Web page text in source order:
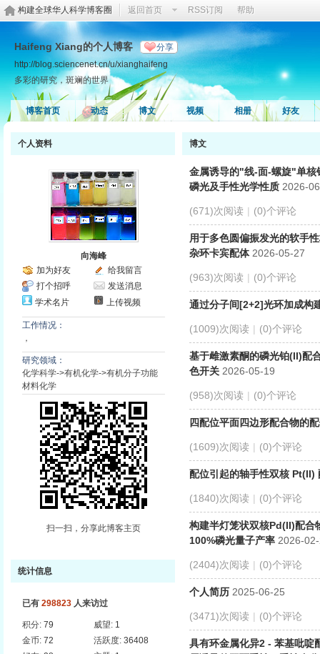
构建全球华人科学博客圈 返回首页 RSS订阅 帮助
Haifeng Xiang的个人博客 分享
http://blog.sciencenet.cn/u/xianghaifeng
多彩的研究，斑斓的世界
博客首页 动态 博文 视频 相册 好友
个人资料
向海峰
加为好友
给我留言
打个招呼
发送消息
学术名片
上传视频
工作情况：
，
研究领域：
化学科学->有机化学->有机分子功能
材料化学
扫一扫，分享此博客主页
统计信息
已有 298823 人来访过
积分: 79 威望: 1
金币: 72 活跃度: 36408
博文
金属诱导的"线-面-螺旋"单核
磷光及手性光学性质 2026-
(671)次阅读 | (0)个评论
用于多色圆偏振发光的软手
杂环卡宾配体2026-05-27
(963)次阅读 | (0)个评论
通过分子间[2+2]光环加成构
(1009)次阅读 | (0)个评论
基于雌激素酮的磷光铂(II)配
色开关 2026-05-19
(958)次阅读 | (0)个评论
四配位平面四边形配合物的
(1609)次阅读 | (0)个评论
配位引起的轴手性双核 Pt(II)
(1840)次阅读 | (0)个评论
构建半灯笼状双核Pd(II)配合
100%磷光量子产率 2026-
(2404)次阅读 | (0)个评论
个人简历 2025-06-25
(3471)次阅读 | (0)个评论
具有环金属化异2 - 苯基吡啶